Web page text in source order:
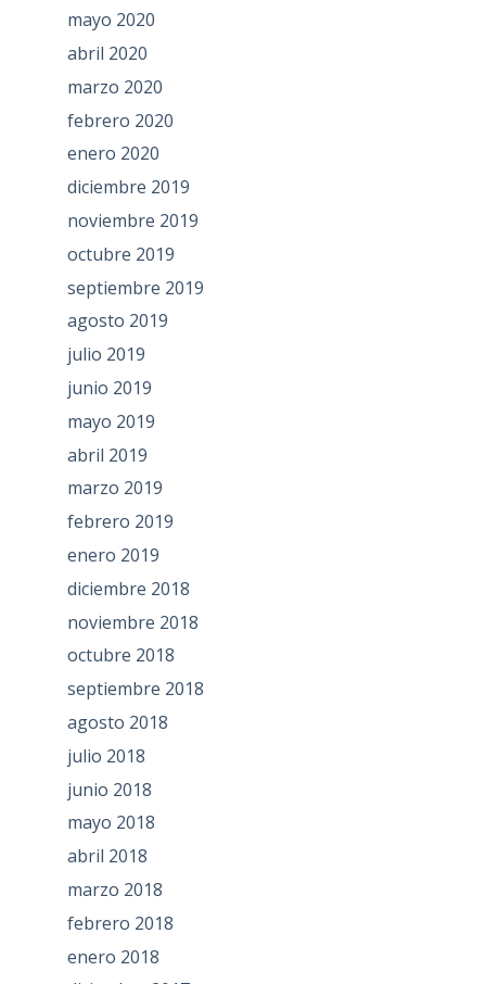
mayo 2020
abril 2020
marzo 2020
febrero 2020
enero 2020
diciembre 2019
noviembre 2019
octubre 2019
septiembre 2019
agosto 2019
julio 2019
junio 2019
mayo 2019
abril 2019
marzo 2019
febrero 2019
enero 2019
diciembre 2018
noviembre 2018
octubre 2018
septiembre 2018
agosto 2018
julio 2018
junio 2018
mayo 2018
abril 2018
marzo 2018
febrero 2018
enero 2018